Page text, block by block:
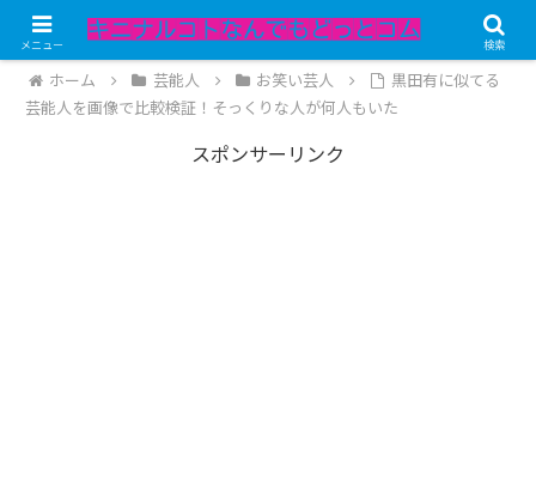
記事内にPRが含まれています。
ホーム 芸能人 お笑い芸人
黒田有に似てる
芸能人を画像で比較検証！そっくりな人が何人もいた
スポンサーリンク
メニュー 検索